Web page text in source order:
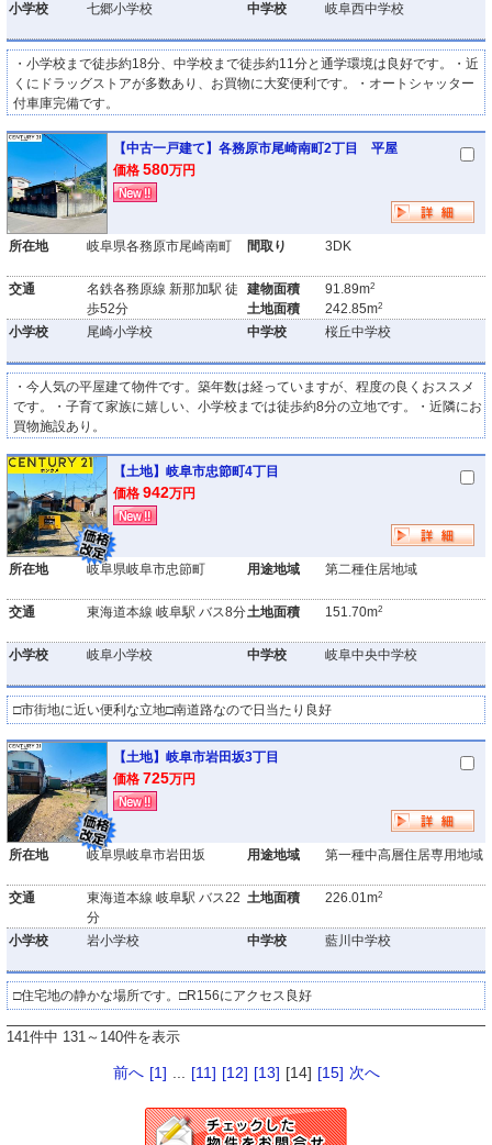
小学校 七郷小学校 中学校 岐阜西中学校
・小学校まで徒歩約18分、中学校まで徒歩約11分と通学環境は良好です。・近
くにドラッグストアが多数あり、お買物に大変便利です。・オートシャッター
付車庫完備です。
【中古一戸建て】各務原市尾崎南町2丁目 平屋
価格 580万円
所在地 岐阜県各務原市尾崎南町 間取り 3DK
交通
名鉄各務原線 新那加駅 徒
歩52分
建物面積
土地面積
91.89m2
242.85m2
小学校 尾崎小学校 中学校 桜丘中学校
・今人気の平屋建て物件です。築年数は経っていますが、程度の良くおススメ
です。・子育て家族に嬉しい、小学校までは徒歩約8分の立地です。・近隣にお
買物施設あり。
【土地】岐阜市忠節町4丁目
価格 942万円
所在地 岐阜県岐阜市忠節町 用途地域 第二種住居地域
交通 東海道本線 岐阜駅 バス8分土地面積 151.70m2
小学校 岐阜小学校 中学校 岐阜中央中学校
□市街地に近い便利な立地□南道路なので日当たり良好
【土地】岐阜市岩田坂3丁目
価格 725万円
所在地 岐阜県岐阜市岩田坂 用途地域 第一種中高層住居専用地域
交通
東海道本線 岐阜駅 バス22
分
土地面積 226.01m2
小学校 岩小学校 中学校 藍川中学校
□住宅地の静かな場所です。□R156にアクセス良好
141件中 131～140件を表示
前へ [1] [11] [12] [13] [14] [15] 次へ